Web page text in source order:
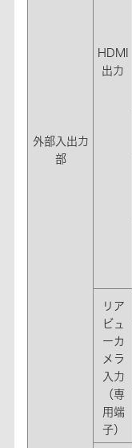
外部入出力
部
HDMI
出力
リア
ビュ
ーカ
メラ
入力
（専
用端
子）